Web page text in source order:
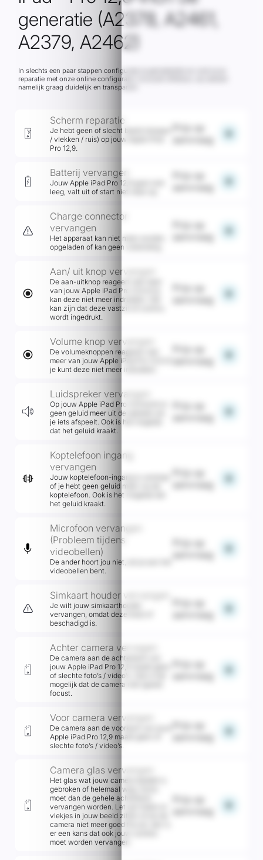
generatie (A2378, A2461,
A2379, A2462)
In slechts een paar stappen configureer je gemakkelijk en snel jouw
reparatie met onze online configurator inclusief offertool, wij werken
namelijk graag duidelijk en transparant
Scherm reparatie
Je hebt geen of slecht beeld (strepen
/ vlekken / ruis) op jouw Apple iPad
Pro 12,9.
Prijs op
aanvraag
add
Batterij vervangen
Jouw Apple iPad Pro 12,9 gaat snel
leeg, valt uit of start niet meer op.
aanvraag
add
Charge connector
vervangen
Het apparaat kan niet meer worden
opgeladen of kan geen verbinding
aanvraag
add
Aan/ uit knop vervangen
De aan-uitknop reageert niet meer
van jouw Apple iPad Pro 12,9 of je
kan deze niet meer indrukken. Het
kan zijn dat deze vastzit of continu
wordt ingedrukt.
Prijs op
aanvraag
add
Volume knop vervangen
De volumeknoppen reageren niet
meer van jouw Apple iPad Pro 12,9 of
je kunt deze niet meer indrukken.
Prijs op
aanvraag
add
Luidspreker vervangen
Op jouw Apple iPad Pro 12,9 komt er
geen geluid meer uit de speaker als
je iets afspeelt. Ook is het mogelijk
dat het geluid kraakt.
aanvraag
add
Koptelefoon ingang
vervangen
Jouw koptelefoon-ingang is verstopt
of je hebt geen geluid meer via de
koptelefoon. Ook is het mogelijk dat
het geluid kraakt.
aanvraag
add
Microfoon vervangen
(Probleem tijdens
videobellen)
De ander hoort jou niet, als je aan het
videobellen bent.
aanvraag
add
Simkaart houder vervangen
Je wilt jouw simkaarthouder
vervangen, omdat deze kwijt of
beschadigd is.
Prijs op
aanvraag
add
Achter camera vervagen
De camera aan de achterkant van
jouw Apple iPad Pro 12,9 maakt geen
of slechte foto’s / video’s. Ook is het
mogelijk dat de camera niet (goed)
focust.
Prijs op
aanvraag
add
Voor camera vervangen
De camera aan de voorkant van jouw
Apple iPad Pro 12,9 maakt geen of
slechte foto’s / video’s.
Prijs op
aanvraag
add
Camera glas vervangen
Het glas wat jouw camera bedekt is
gebroken of helemaal weg. Soms
moet dan de gehele achterkant
vervangen worden. Let op! Indien er
vlekjes in jouw beeld zitten of als de
camera niet meer goed focust, dan is
er een kans dat ook jouw camera
moet worden vervangen.
aanvraag
add